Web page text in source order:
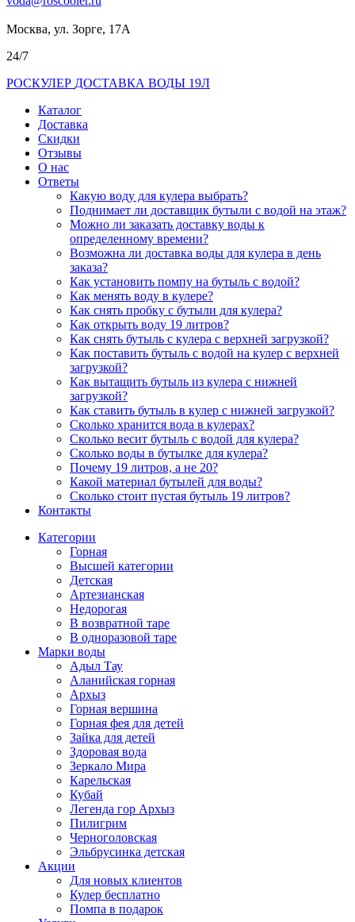
Москва, ул. Зорге, 17А
24/7
РОСКУЛЕР ДОСТАВКА ВОДЫ 19Л
Каталог
Доставка
Скидки
Отзывы
О нас
Ответы
Какую воду для кулера выбрать?
Поднимает ли доставщик бутыли с водой на этаж?
Можно ли заказать доставку воды к
определенному времени?
Возможна ли доставка воды для кулера в день
заказа?
Как установить помпу на бутыль с водой?
Как менять воду в кулере?
Как снять пробку с бутыли для кулера?
Как открыть воду 19 литров?
Как снять бутыль с кулера с верхней загрузкой?
Как поставить бутыль с водой на кулер с верхней
загрузкой?
Как вытащить бутыль из кулера с нижней
загрузкой?
Как ставить бутыль в кулер с нижней загрузкой?
Сколько хранится вода в кулерах?
Сколько весит бутыль с водой для кулера?
Сколько воды в бутылке для кулера?
Почему 19 литров, а не 20?
Какой материал бутылей для воды?
Сколько стоит пустая бутыль 19 литров?
Контакты
Категории
Горная
Высшей категории
Детская
Артезианская
Недорогая
В возвратной таре
В одноразовой таре
Марки воды
Адыл Тау
Аланийская горная
Архыз
Горная вершина
Горная фея для детей
Зайка для детей
Здоровая вода
Зеркало Мира
Карельская
Кубай
Легенда гор Архыз
Пилигрим
Черноголовская
Эльбрусинка детская
Акции
Для новых клиентов
Кулер бесплатно
Помпа в подарок